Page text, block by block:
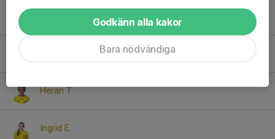
Heran T.
Ingrid E.
Godkänn alla kakor
Bara nödvändiga